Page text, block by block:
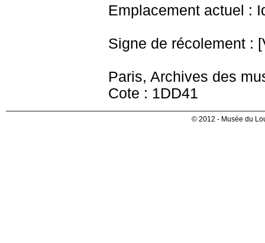
Emplacement actuel :
Signe de récolement :
Paris, Archives des
Cote : 1DD41
© 2012 - Musée du